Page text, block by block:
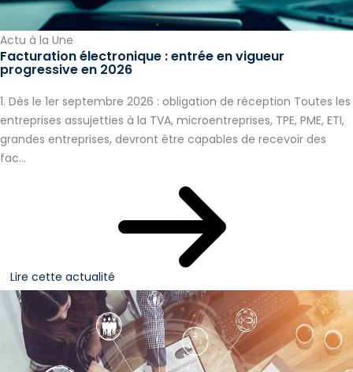
Actu à la Une
Facturation électronique : entrée en vigueur
progressive en 2026
1. Dès le 1er septembre 2026 : obligation de réception Toutes les
entreprises assujetties à la TVA, microentreprises, TPE, PME, ETI,
grandes entreprises, devront être capables de recevoir des
fac...
Lire cette actualité